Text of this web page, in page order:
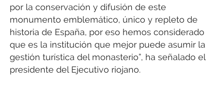
por la conservación y difusión de este
monumento emblemático, único y repleto de
historia de España, por eso hemos considerado
que es la institución que mejor puede asumir la
gestión turística del monasterio”, ha señalado el
presidente del Ejecutivo riojano.